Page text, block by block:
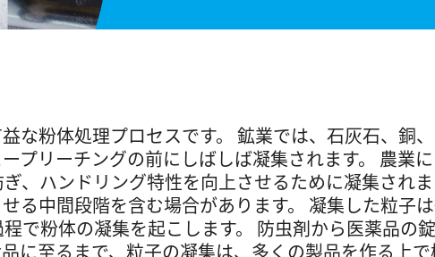
な粉体処理プロセスです。 鉱業では、石灰石、銅
プリーチングの前にしばしば凝集されます。 農業
、ハンドリング特性を向上させるために凝集され
る中間段階を含む場合があります。 凝集した粒子
で粉体の凝集を起こします。 防虫剤から医薬品の
に至るまで、粒子の凝集は、多くの製品を作る上で